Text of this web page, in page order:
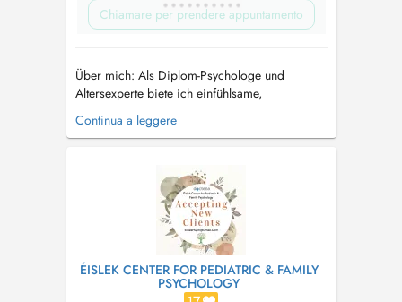
Chiamare per prendere appuntamento
Über mich: Als Diplom-Psychologe und
Altersexperte biete ich einfühlsame,
professionelle Unterstützung zur Bewältigung
von Entwicklungskrisen im Erwachsenenalter.
Gesundheit) über die gesamte Lebensspanne.
Continua a leggere
ÉISLEK CENTER FOR PEDIATRIC & FAMILY
PSYCHOLOGY